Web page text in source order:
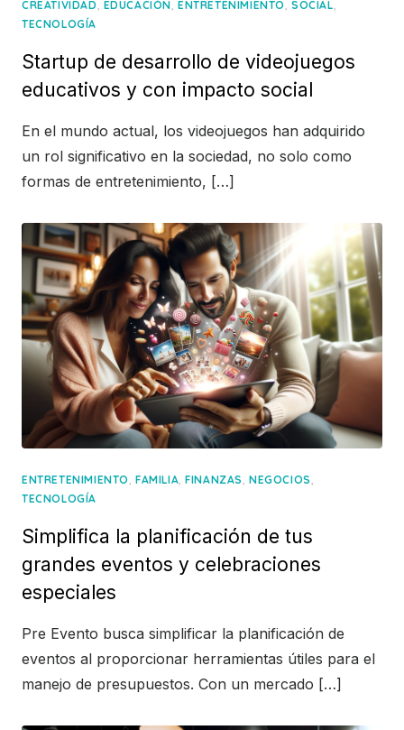
CREATIVIDAD, EDUCACIÓN,ENTRETENIMIENTO,SOCIAL,
TECNOLOGÍA
Startup de desarrollo de videojuegos
educativos y con impacto social
En el mundo actual, los videojuegos han adquirido
un rol significativo en la sociedad, no solo como
formas de entretenimiento, […]
ENTRETENIMIENTO, FAMILIA,FINANZAS,NEGOCIOS,
TECNOLOGÍA
Simplifica la planificación de tus
grandes eventos y celebraciones
especiales
Pre Evento busca simplificar la planificación de
eventos al proporcionar herramientas útiles para el
manejo de presupuestos. Con un mercado […]